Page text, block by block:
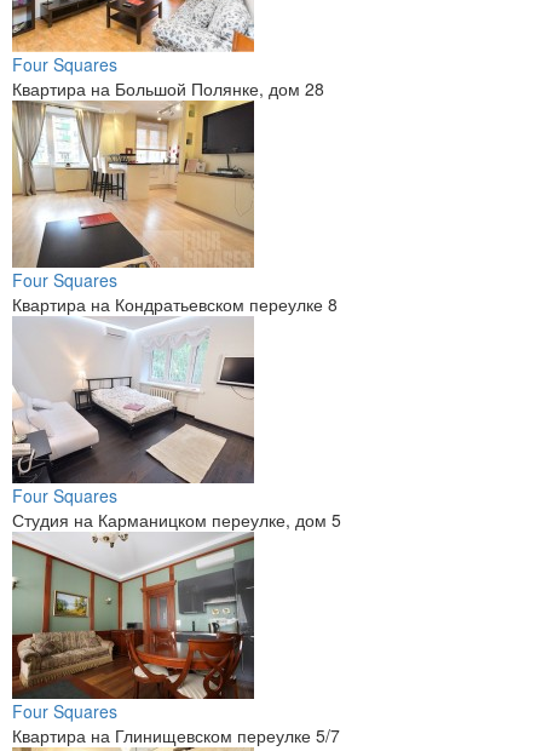
Four Squares
Квартира на Большой Полянке, дом 28
Four Squares
Квартира на Кондратьевском переулке 8
Four Squares
Студия на Карманицком переулке, дом 5
Four Squares
Квартира на Глинищевском переулке 5/7